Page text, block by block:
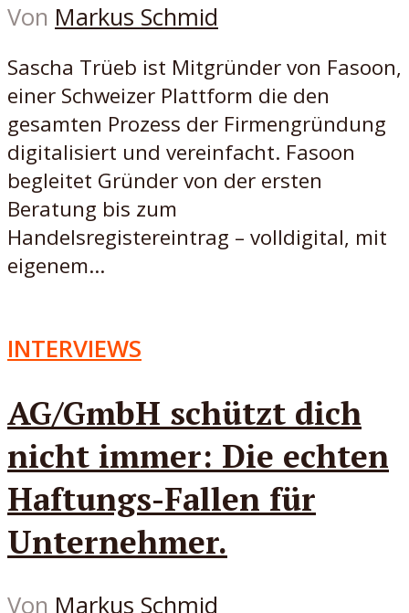
Von Markus Schmid
Sascha Trüeb ist Mitgründer von Fasoon,
einer Schweizer Plattform die den
gesamten Prozess der Firmengründung
digitalisiert und vereinfacht. Fasoon
begleitet Gründer von der ersten
Beratung bis zum
Handelsregistereintrag – volldigital, mit
eigenem...
INTERVIEWS
AG/GmbH schützt dich
nicht immer: Die echten
Haftungs-Fallen für
Unternehmer.
Von Markus Schmid